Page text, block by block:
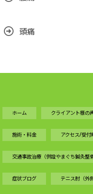
頭痛
ホーム クライアント様の
施術・料金 アクセス/受付
交通事故治療（併設やまぐち鍼灸整骨
症状ブログ テニス肘（外